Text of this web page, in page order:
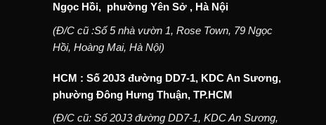
Ngọc Hồi, phường Yên Sở , Hà Nội
(Đ/C cũ :Số 5 nhà vườn 1, Rose Town, 79 Ngọc
Hồi, Hoàng Mai, Hà Nội)
HCM : Số 20J3 đường DD7-1, KDC An Sương,
phường Đông Hưng Thuận, TP.HCM
(Đ/C cũ: Số 20J3 đường DD7-1, KDC An Sương,